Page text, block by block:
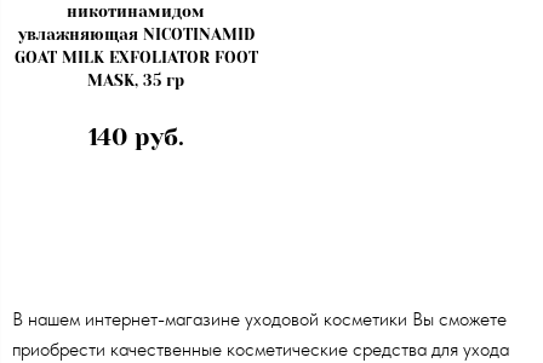
никотинамидом
увлажняющая NICOTINAMID
GOAT MILK EXFOLIATOR FOOT
MASK, 35 гр
140 руб.
В нашем интернет-магазине уходовой косметики Вы сможете
приобрести качественные косметические средства для ухода